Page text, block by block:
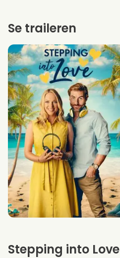
Stepping into Love
Se traileren